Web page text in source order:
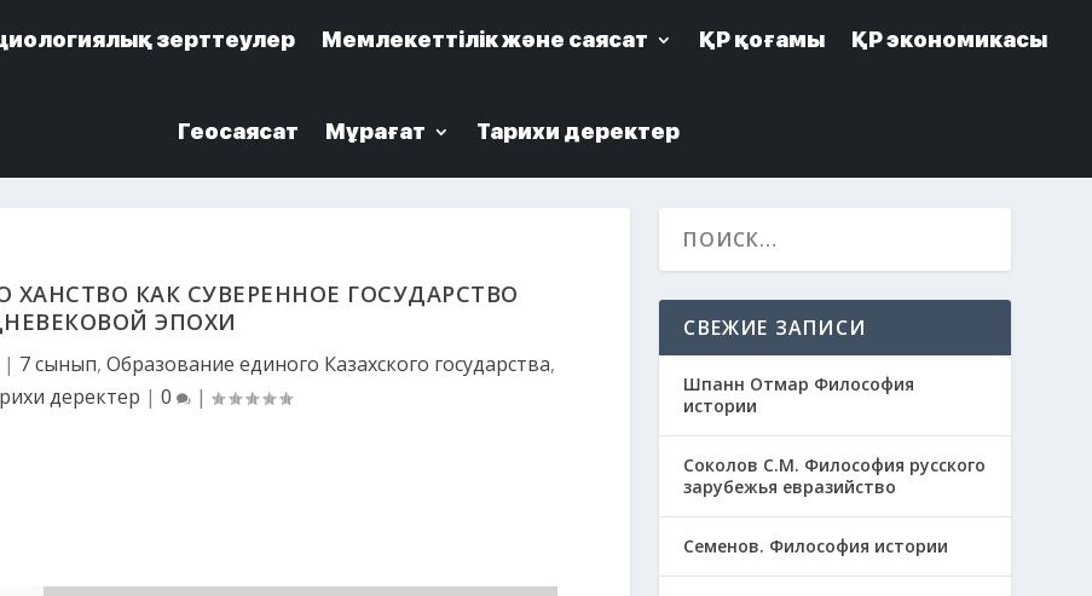
зерттеулер Мемлекеттілік және саясат ҚР қоғамы ҚР экономикасы
Геосаясат Мұрағат Тарихи деректер
зерттеулер Мемлекеттілік және саясат ҚР қоғамы ҚР экономикасы
Геосаясат Мұрағат Тарихи деректер
ХАНСТВО КАК СУВЕРЕННОЕ ГОСУДАРСТВО
ЭПОХИ
| 7 сынып,Образование единого Казахского государства,
деректер | 0 |
СВЕЖИЕ ЗАПИСИ
Шпанн Отмар Философия
истории
Соколов С.М. Философия русского
зарубежья евразийство
Семенов. Философия истории